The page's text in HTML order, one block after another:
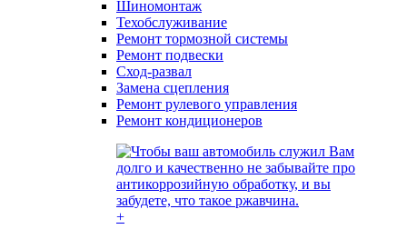
Шиномонтаж
Техобслуживание
Ремонт тормозной системы
Ремонт подвески
Сход-развал
Замена сцепления
Ремонт рулевого управления
Ремонт кондиционеров
+